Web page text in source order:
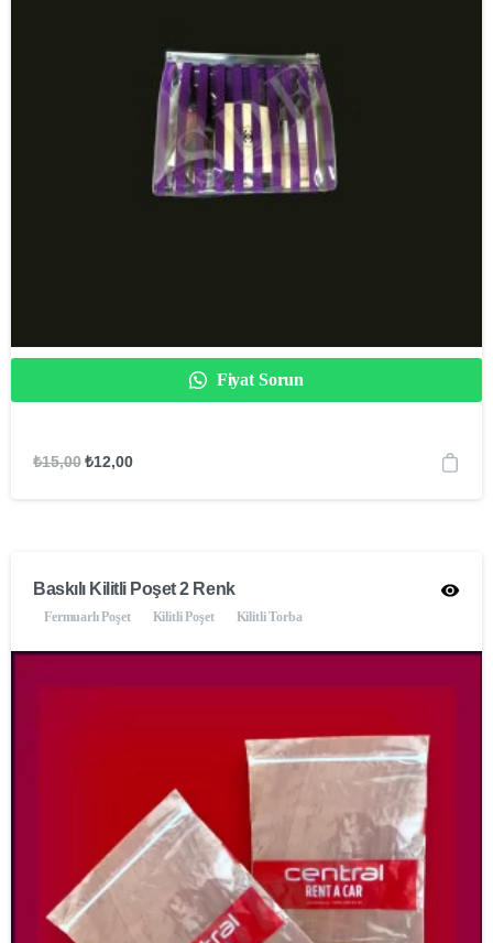
Fiyat Sorun
₺15,00 ₺12,00
Baskılı Kilitli Poşet 2 Renk
Fermuarlı Poşet Kilitli Poşet Kilitli Torba